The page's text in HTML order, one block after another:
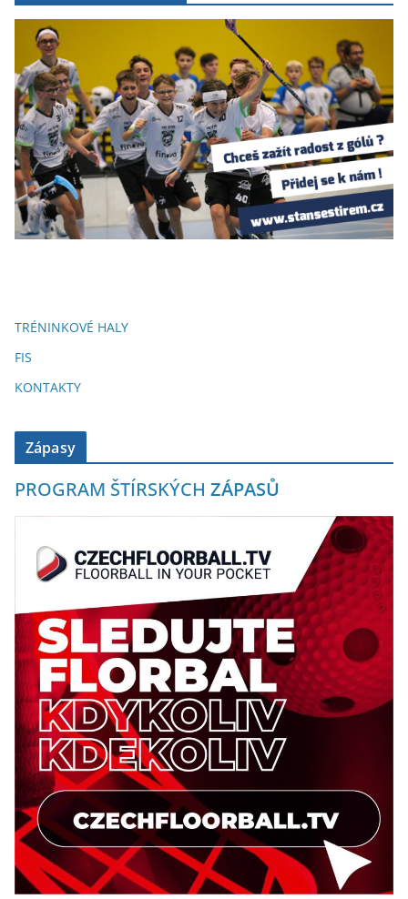
TRÉNINKOVÉ HALY
FIS
KONTAKTY
Zápasy
PROGRAM ŠTÍRSKÝCH ZÁPASŮ